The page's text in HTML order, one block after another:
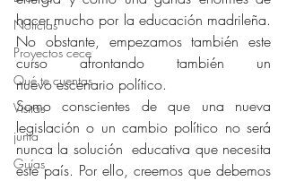
Noticias
Proyectos cece
Qué te cuentas
Visitas
junta
Guías
hacer mucho por la educación madrileña.
No obstante, empezamos también este
curso afrontando también un
nuevo escenario político.
Somo conscientes de que una nueva
legislación o un cambio político no será
nunca la solución  educativa que necesita
este país. Por ello, creemos que debemos